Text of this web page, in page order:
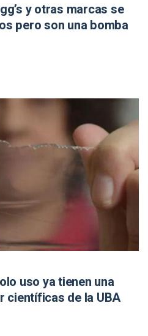
y otras marcas se
pero son una bomba
uso ya tienen una
científicas de la UBA